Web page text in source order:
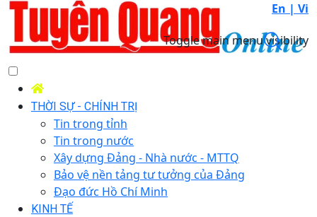
En | Vi
Toggle main menu visibility
THỜI SỰ - CHÍNH TRỊ
Tin trong tỉnh
Tin trong nước
Xây dựng Đảng - Nhà nước - MTTQ
Bảo vệ nền tảng tư tưởng của Đảng
Đạo đức Hồ Chí Minh
KINH TẾ